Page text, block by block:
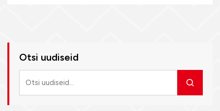
Otsi uudiseid
uudiseid